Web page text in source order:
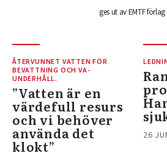
ges ut av EMTF förlag
ÅTERVUNNET VATTEN FÖR
BEVATTNING OCH VA-
UNDERHÅLL.
”Vatten är en
värdefull resurs
och vi behöver
använda det
klokt”
26